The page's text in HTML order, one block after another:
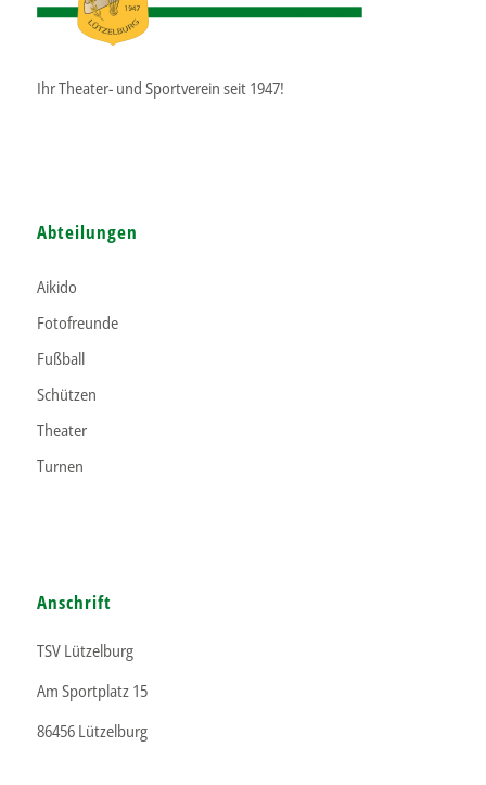
Ihr Theater- und Sportverein seit 1947!
Abteilungen
Aikido
Fotofreunde
Fußball
Schützen
Theater
Turnen
Anschrift
TSV Lützelburg
Am Sportplatz 15
86456 Lützelburg